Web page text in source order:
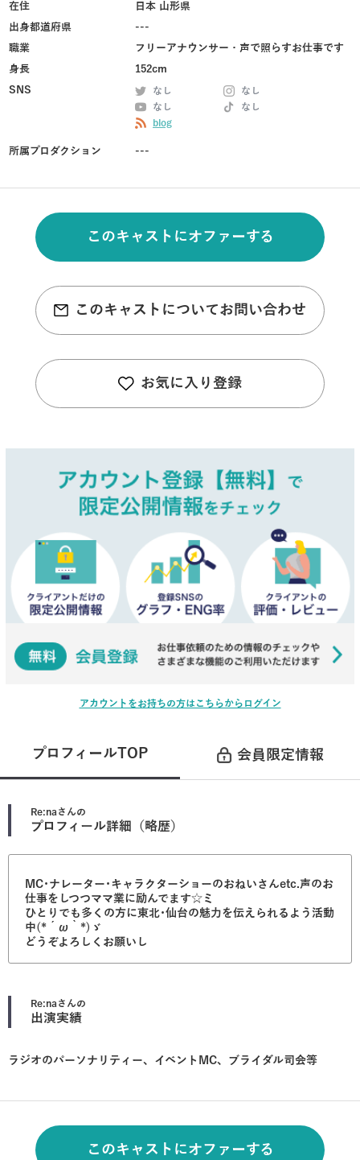
在住
日本 山形県
出身都道府県
---
職業
フリーアナウンサー・声で照らすお仕事です
身長
152cm
SNS
なし
なし
なし
なし
blog
所属プロダクション ---
このキャストにオファーする
このキャストについてお問い合わせ
お気に入り登録
アカウントをお持ちの方はこちらからログイン
プロフィールTOP 会員限定情報
Re:naさんの
プロフィール詳細（略歴）
MC･ナレーター･キャラクターショーのおねいさんetc.声のお
仕事をしつつママ業に励んでます☆ミ
ひとりでも多くの方に東北･仙台の魅力を伝えられるよう活動
中(*´ω｀*)ゞ
どうぞよろしくお願いし
Re:naさんの
出演実績
ラジオのパーソナリティー、イベントMC、ブライダル司会等
このキャストにオファーする